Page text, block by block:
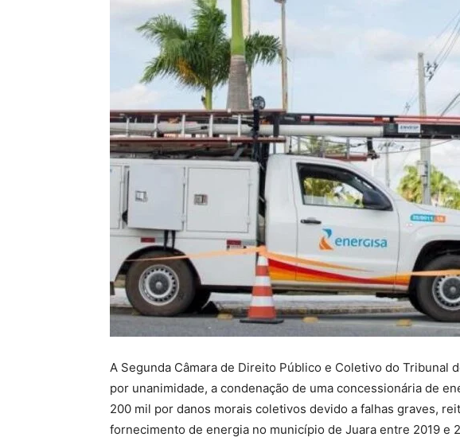
A Segunda Câmara de Direito Público e Coletivo do Tribunal
por unanimidade, a condenação de uma concessionária de
200 mil por danos morais coletivos devido a falhas graves,
fornecimento de energia no município de Juara entre 2019 e